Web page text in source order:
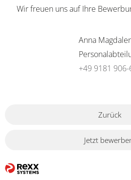
Wir freuen uns auf Ihre
Anna
+49 9181
Zurück
Jetzt